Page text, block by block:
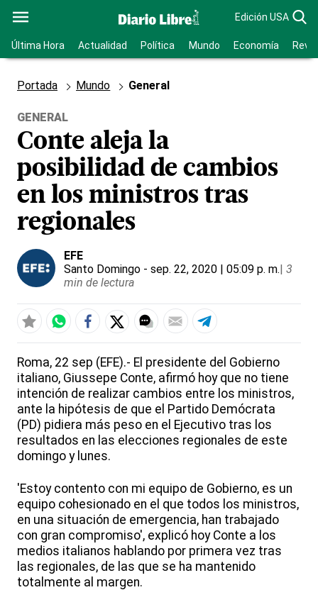
Edición USA
Última Hora Actualidad Política Mundo Economía
Portada Mundo General
GENERAL
Conte aleja la
posibilidad de cambios
en los ministros tras
regionales
EFE
Santo Domingo - sep. 22, 2020 | 05:09 p. m.| 3
min de lectura
Roma, 22 sep (EFE).- El presidente del Gobierno
italiano, Giussepe Conte, afirmó hoy que no tiene
intención de realizar cambios entre los ministros,
ante la hipótesis de que el Partido Demócrata
(PD) pidiera más peso en el Ejecutivo tras los
resultados en las elecciones regionales de este
domingo y lunes.
'Estoy contento con mi equipo de Gobierno, es un
equipo cohesionado en el que todos los ministros,
en una situación de emergencia, han trabajado
con gran compromiso', explicó hoy Conte a los
medios italianos hablando por primera vez tras
las regionales, de las que se ha mantenido
totalmente al margen.